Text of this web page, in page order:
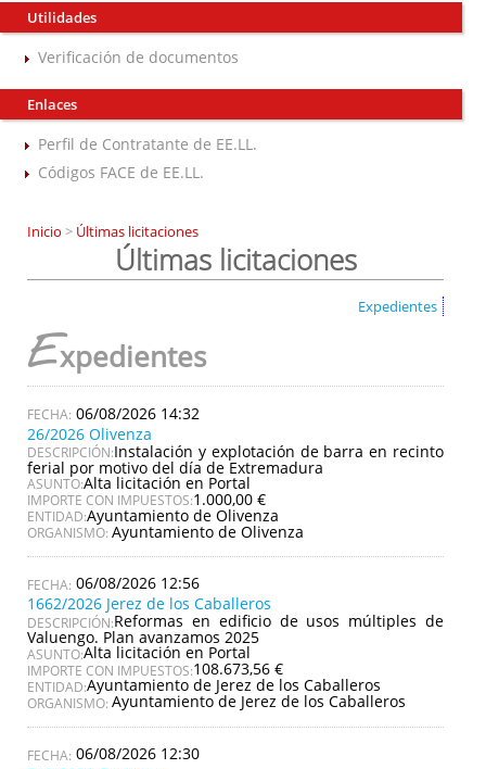
Utilidades
Verificación de documentos
Enlaces
Perfil de Contratante de EE.LL.
Códigos FACE de EE.LL.
Inicio > Últimas licitaciones
Últimas licitaciones
Expedientes
Expedientes
06/08/2026 14:32
26/2026 Olivenza
DESCRIPCIÓN:Instalación y explotación de barra en recinto
ferial por motivo del día de Extremadura
ASUNTO:Alta licitación en Portal
IMPORTE CON IMPUESTOS:1.000,00 €
ENTIDAD:Ayuntamiento de Olivenza
ORGANISMO: Ayuntamiento de Olivenza
06/08/2026 12:56
1662/2026 Jerez de los Caballeros
DESCRIPCIÓN:Reformas en edificio de usos múltiples de
Valuengo. Plan avanzamos 2025
ASUNTO:Alta licitación en Portal
IMPORTE CON IMPUESTOS:108.673,56 €
ENTIDAD:Ayuntamiento de Jerez de los Caballeros
ORGANISMO: Ayuntamiento de Jerez de los Caballeros
06/08/2026 12:30